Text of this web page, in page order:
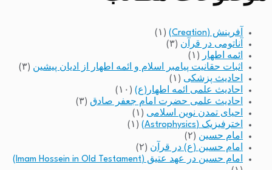
آفرینش (Creation)
(۱)
آناتومی در قرآن (۳)
ائمه اطهار
(۱)
اثبات حقانیت پیامبر اسلام و ائمه اطهار از ادیان پیشین (۳)
احادیث پزشکی (۱)
احادیث علمی ائمه اطهار(ع) (۱۰)
احادیث علمی حضرت امام جعفر صادق (۳)
احیای تمدن نوین اسلامی (۱)
اخترفیزیک (Astrophysics)
(۱)
امام حسین (۲)
امام حسین (ع) در قرآن (۲)
امام حسین در عهد عتیق (Imam Hossein in Old Testament)